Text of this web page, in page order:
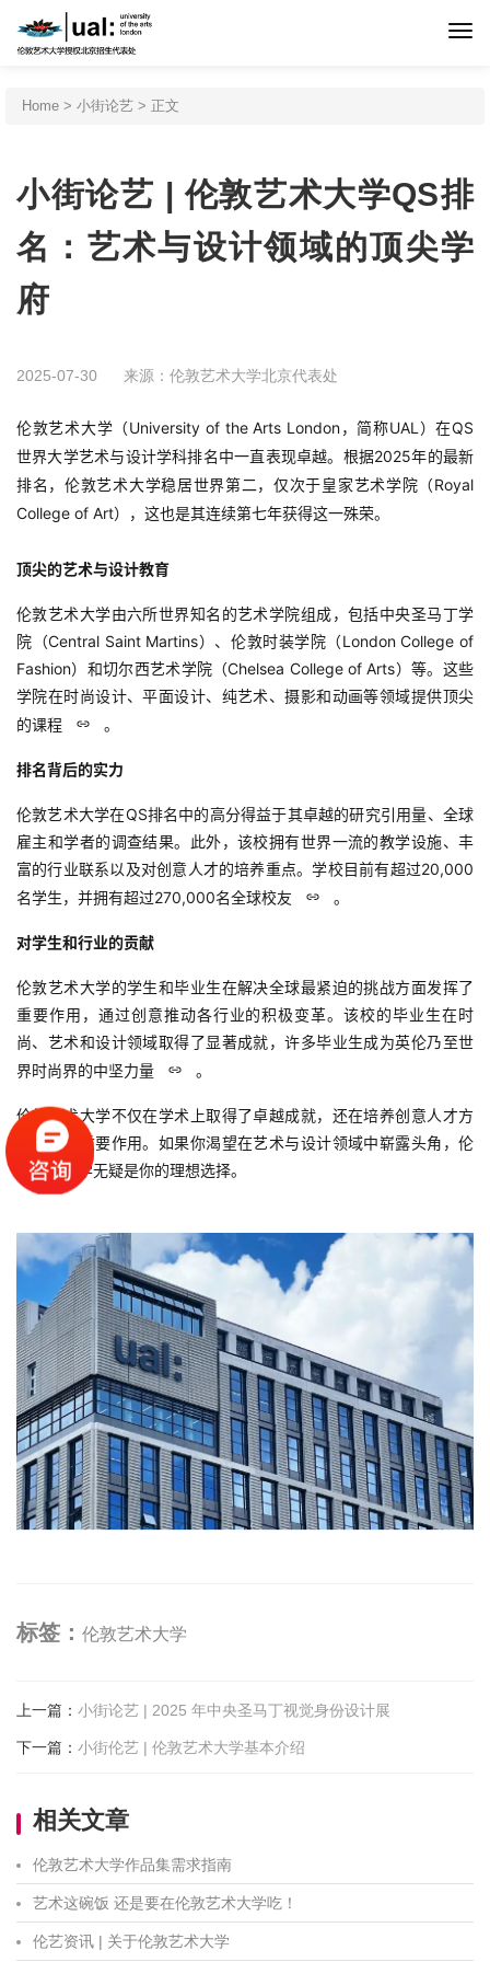
首页
申请程序
专业设置
新闻活动
伦艺研学
关于我们
在线咨询
Home > 小街论艺 > 正文
小街论艺 | 伦敦艺术大学QS排
名：艺术与设计领域的顶尖学
府
2025-07-30 来源：伦敦艺术大学北京代表处
伦敦艺术大学（University of the Arts London，简称UAL）在QS
世界大学艺术与设计学科排名中一直表现卓越。根据2025年的最新
排名，伦敦艺术大学稳居世界第二，仅次于皇家艺术学院（Royal
College of Art），这也是其连续第七年获得这一殊荣。
顶尖的艺术与设计教育
伦敦艺术大学由六所世界知名的艺术学院组成，包括中央圣马丁学
院（Central Saint Martins）、伦敦时装学院（London College of
Fashion）和切尔西艺术学院（Chelsea College of Arts）等。这些
学院在时尚设计、平面设计、纯艺术、摄影和动画等领域提供顶尖
的课程
。
排名背后的实力
伦敦艺术大学在QS排名中的高分得益于其卓越的研究引用量、全球
雇主和学者的调查结果。此外，该校拥有世界一流的教学设施、丰
富的行业联系以及对创意人才的培养重点。学校目前有超过20,000
名学生，并拥有超过270,000名全球校友
。
对学生和行业的贡献
伦敦艺术大学的学生和毕业生在解决全球最紧迫的挑战方面发挥了
重要作用，通过创意推动各行业的积极变革。该校的毕业生在时
尚、艺术和设计领域取得了显著成就，许多毕业生成为英伦乃至世
界时尚界的中坚力量
。
伦敦艺术大学不仅在学术上取得了卓越成就，还在培养创意人才方
面发挥了重要作用。如果你渴望在艺术与设计领域中崭露头角，伦
敦艺术大学无疑是你的理想选择。
标签： 伦敦艺术大学
上一篇 ： 小街论艺 | 2025 年中央圣马丁视觉身份设计展
下一篇 ： 小街伦艺 | 伦敦艺术大学基本介绍
相关文章
伦敦艺术大学作品集需求指南
艺术这碗饭 还是要在伦敦艺术大学吃！
伦艺资讯 | 关于伦敦艺术大学